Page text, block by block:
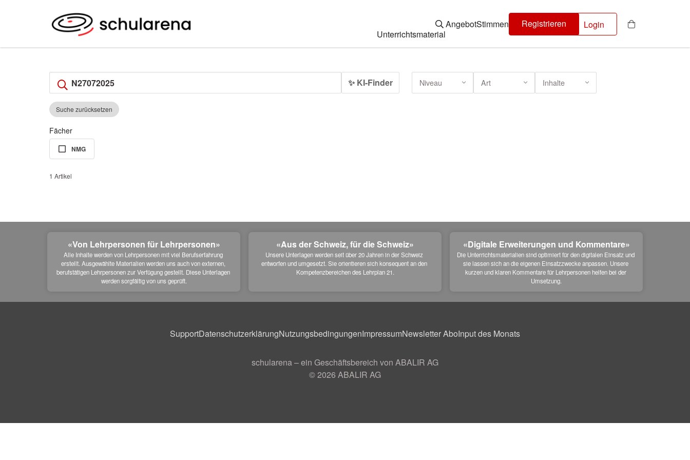
Unterrichtsmaterial
AngebotStimmen Registrieren Login
✨ KI-Finder Niveau Art Inhalte
Suche zurücksetzen
Fächer
NMG
1 Artikel
«Von Lehrpersonen für Lehrpersonen»
Alle Inhalte werden von Lehrpersonen mit viel Berufserfahrung
erstellt. Ausgewählte Materialien werden uns auch von externen,
berufstätigen Lehrpersonen zur Verfügung gestellt. Diese Unterlagen
werden sorgfältig von uns geprüft.
«Aus der Schweiz, für die Schweiz»
Unsere Unterlagen werden seit über 20 Jahren in der Schweiz
entworfen und umgesetzt. Sie orientieren sich konsequent an den
Kompetenzbereichen des Lehrplan 21.
«Digitale Erweiterungen und Kommentare»
Die Unterrichtsmaterialien sind optimiert für den digitalen Einsatz und
sie lassen sich an die eigenen Einsatzzwecke anpassen. Unsere
kurzen und klaren Kommentare für Lehrpersonen helfen bei der
Umsetzung.
SupportDatenschutzerklärungNutzungsbedingungenImpressumNewsletter AboInput des Monats
schularena – ein Geschäftsbereich von ABALIR AG
© 2026 ABALIR AG